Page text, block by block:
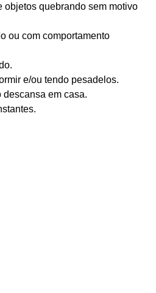
objetos quebrando sem motivo
ou com comportamento
e/ou tendo pesadelos.
em casa.